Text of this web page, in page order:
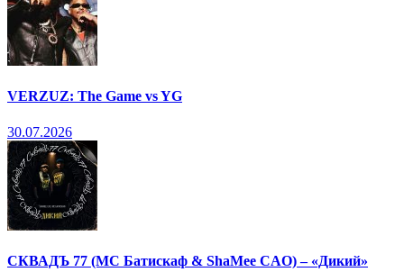
VERZUZ: The Game vs YG
30.07.2026
СКВАДЪ 77 (МС Батискаф & ShaMee CAO) – «Дикий»